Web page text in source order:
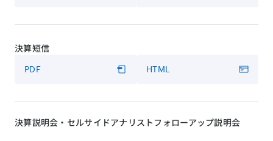
決算短信
PDF HTML
決算説明会・セルサイドアナリストフォローアップ説明会